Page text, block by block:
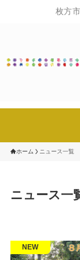
枚方
ホーム ニュース一覧
ニュース一
NEW
地域貢献